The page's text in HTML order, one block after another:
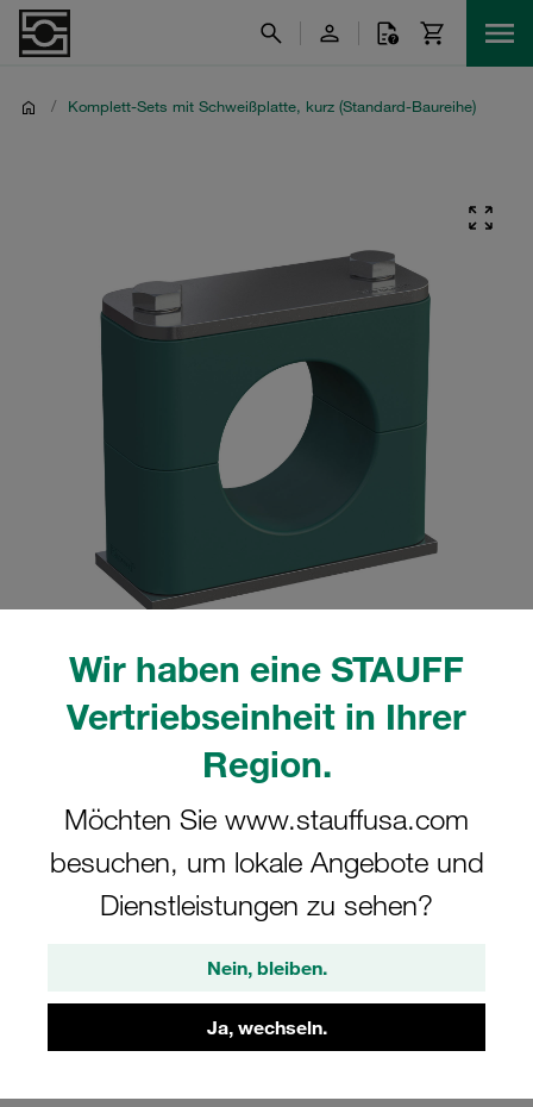
Wir haben eine STAUFF
Vertriebseinheit in Ihrer
Region.
Möchten Sie www.stauffusa.com
besuchen, um lokale Angebote und
Dienstleistungen zu sehen?
Nein, bleiben.
Ja, wechseln.
/ Komplett-Sets mit Schweißplatte, kurz (Standard-Baureihe)
tatsächlichen Produkt abweichen.
Mehr anzeigen
Komplettschelle Standard-Baureihe Gr.
2 Ø17,2mm Polypropylen W10
Anschweißpl., kurz Deckpl., AS-
Schraube glatt, ohne Vorspannung
SP-217.2-PP-H-DP-AS-M-W10
STAUFF Materialnr. 1110000922